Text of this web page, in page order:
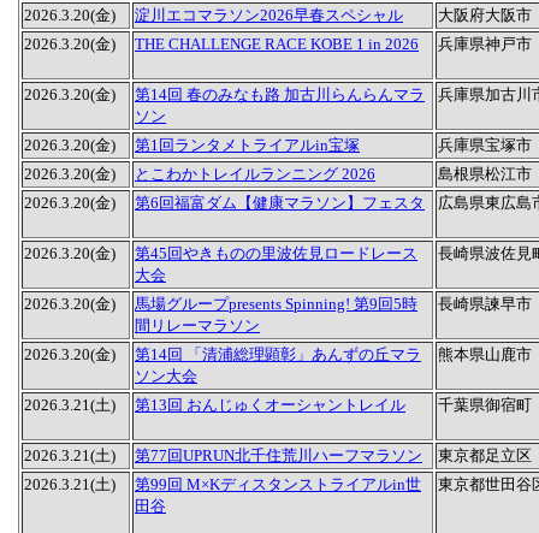
2026.3.20(金) 淀川エコマラソン2026早春スペシャル
大阪府大阪市
2026.3.20(金)
THE CHALLENGE RACE KOBE 1 in 2026 兵庫県神戸市
2026.3.20(金)
第14回 春のみなも路 加古川らんらんマラ
ソン
兵庫県加古川
2026.3.20(金) 第1回ランタメトライアルin宝塚
兵庫県宝塚市
2026.3.20(金)
とこわかトレイルランニング 2026
島根県松江市
2026.3.20(金)
第6回福富ダム【健康マラソン】フェスタ 広島県東広島
2026.3.20(金)
第45回やきものの里波佐見ロードレース
大会
長崎県波佐見
2026.3.20(金)
馬場グループpresents Spinning! 第9回5時
間リレーマラソン
長崎県諫早市
2026.3.20(金)
第14回 「清浦総理顕彰」あんずの丘マラ
ソン大会
熊本県山鹿市
2026.3.21(土) 第13回 おんじゅくオーシャントレイル 千葉県御宿町
2026.3.21(土) 第77回UPRUN北千住荒川ハーフマラソン
東京都足立区
2026.3.21(土)
第99回 M×Kディスタンストライアルin世
田谷
東京都世田谷